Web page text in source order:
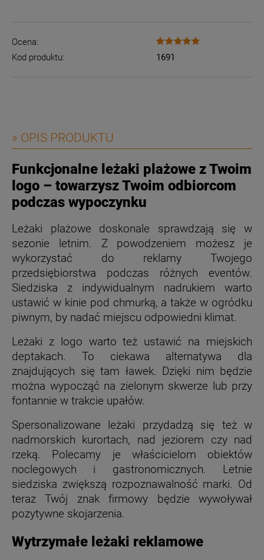
Ocena:
Kod produktu:
1691
» OPIS PRODUKTU
Funkcjonalne leżaki plażowe z Twoim
logo – towarzysz Twoim odbiorcom
podczas wypoczynku
Leżaki plażowe doskonale sprawdzają się w
sezonie letnim. Z powodzeniem możesz je
wykorzystać do reklamy Twojego
przedsiębiorstwa podczas różnych eventów.
Siedziska z indywidualnym nadrukiem warto
ustawić w kinie pod chmurką, a także w ogródku
piwnym, by nadać miejscu odpowiedni klimat.
Leżaki z logo warto też ustawić na miejskich
deptakach. To ciekawa alternatywa dla
znajdujących się tam ławek. Dzięki nim będzie
można wypocząć na zielonym skwerze lub przy
fontannie w trakcie upałów.
Spersonalizowane leżaki przydadzą się też w
nadmorskich kurortach, nad jeziorem czy nad
rzeką. Polecamy je właścicielom obiektów
noclegowych i gastronomicznych. Letnie
siedziska zwiększą rozpoznawalność marki. Od
teraz Twój znak firmowy będzie wywoływał
pozytywne skojarzenia.
Wytrzymałe leżaki reklamowe